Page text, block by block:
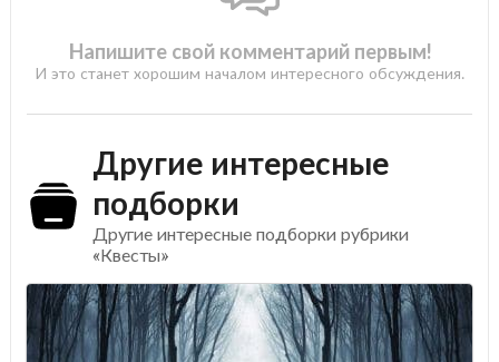
Напишите свой комментарий первым!
И это станет хорошим началом интересного обсуждения.
Другие интересные
подборки
Другие интересные подборки рубрики
«Квесты»